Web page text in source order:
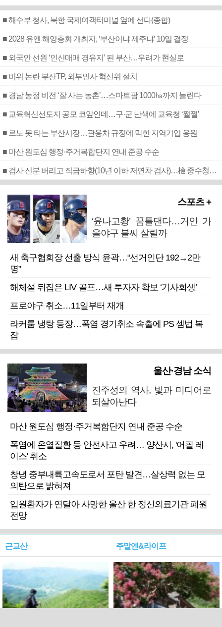
■ 해수부 청사, 북항 국제여객터미널 옆에 선다(종합)
■ 2028 유엔 해양총회 개최지, ‘부산이냐 제주냐’ 10일 결정
■ 외국인 선원 ‘인신매매 경유지’ 된 부산…우려가 현실로
■ 비위 논란 부산TP, 외부인사 혁신위 설치
■ 경남 농정 비전 ‘잘 사는 농촌’…스마트팜 1000㏊까지 늘린다
■ 교육혁신선도지 공모 코앞인데…구·군 난색에 교육청 ‘쩔쩔’
■ 르노 못 타는 부산시장…관용차 규정에 막힌 지역기업 응원
■ 마산 원도심 행정·주거복합단지 연내 준공 수순
■ 검사 신분 버리고 직급하향(10년 이하 저연차 검사)…檢 중수청행 기피
스포츠 +
‘윤나고황’ 꿈틀댄다…거인 가
을야구 불씨 살릴까
새 축구협회장 선출 방식 윤곽…“선거인단 192→2만
명”
해체설 뒤집은 LIV 골프…새 투자자 확보 ‘기사회생’
프로야구 취소…11일부터 재개
라커룸 냉탕 등장…폭염 경기취소 속출에 PS 셈법 복
잡
울산·경남 소식
진주성의 역사, 빛과 미디어로
되살아난다
마산 원도심 행정·주거복합단지 연내 준공 수순
폭염에 온열질환 등 안전사고 우려… 양산시, '어필 레
이스' 취소
창녕 중부내륙고속도로서 포탄 발견…살상력 없는 모
의탄으로 밝혀져
입원환자가 연달아 사망한 울산 한 정신의료기관 폐원
전망
근교산 주말엔&라이프